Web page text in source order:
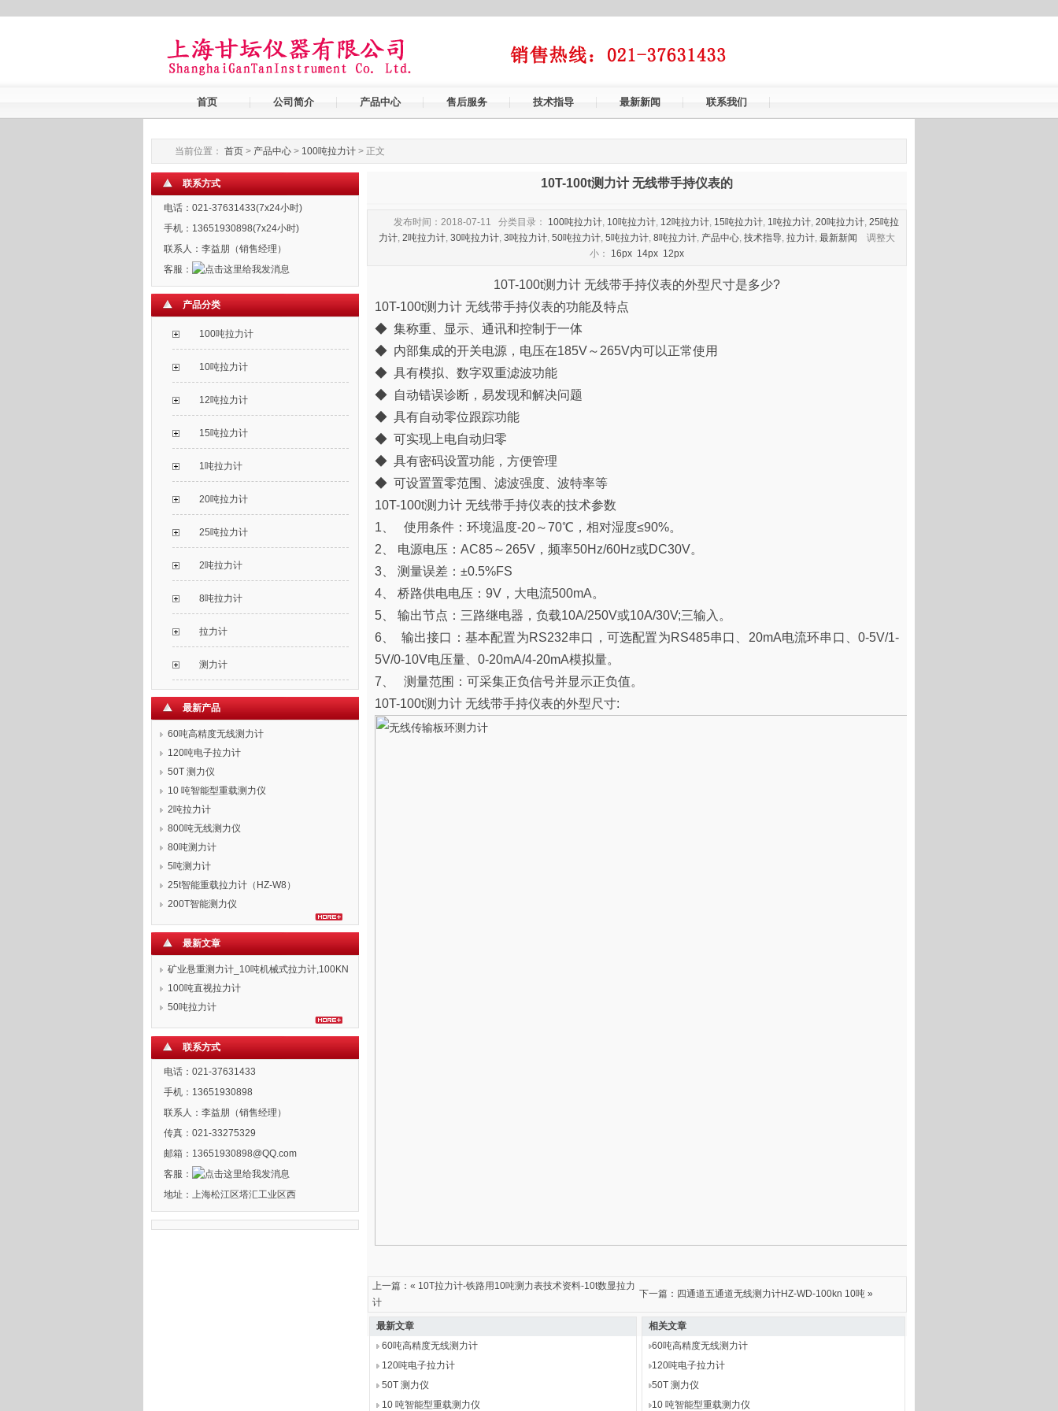
首页 公司简介 产品中心 售后服务 技术指导 最新新闻 联系我们
当前位置： 首页 > 产品中心 > 100吨拉力计 > 正文
联系方式
电话：021-37631433(7x24小时)
手机：13651930898(7x24小时)
联系人：李益朋（销售经理）
客服：
产品分类
100吨拉力计
10吨拉力计
12吨拉力计
15吨拉力计
1吨拉力计
20吨拉力计
25吨拉力计
2吨拉力计
8吨拉力计
拉力计
测力计
最新产品
60吨高精度无线测力计
120吨电子拉力计
50T 测力仪
10 吨智能型重载测力仪
2吨拉力计
800吨无线测力仪
80吨测力计
5吨测力计
25t智能重载拉力计（HZ-W8）
200T智能测力仪
最新文章
矿业悬重测力计_10吨机械式拉力计,100KN
拉力表
100吨直视拉力计
50吨拉力计
联系方式
电话：021-37631433
手机：13651930898
联系人：李益朋（销售经理）
传真：021-33275329
邮箱：13651930898@QQ.com
客服：
地址：上海松江区塔汇工业区西
10T-100t测力计 无线带手持仪表的​
发布时间：2018-07-11 分类目录： 100吨拉力计, 10吨拉力计, 12吨拉力计, 15吨拉力计, 1吨拉力计, 20吨拉力计, 25吨拉
力计, 2吨拉力计, 30吨拉力计, 3吨拉力计, 50吨拉力计, 5吨拉力计, 8吨拉力计, 产品中心, 技术指导, 拉力计, 最新新闻
调整大
小： 16px 14px 12px
10T-100t测力计 无线带手持仪表的外型尺寸是多少?
10T-100t测力计 无线带手持仪表的功能及特点
◆ 集称重、显示、通讯和控制于一体
◆ 内部集成的开关电源，电压在185V～265V内可以正常使用
◆ 具有模拟、数字双重滤波功能
◆ 自动错误诊断，易发现和解决问题
◆ 具有自动零位跟踪功能
◆ 可实现上电自动归零
◆ 具有密码设置功能，方便管理
◆ 可设置置零范围、滤波强度、波特率等
10T-100t测力计 无线带手持仪表的技术参数
1、 使用条件：环境温度-20～70℃，相对湿度≤90%。
2、 电源电压：AC85～265V，频率50Hz/60Hz或DC30V。
3、 测量误差：±0.5%FS
4、 桥路供电电压：9V，大电流500mA。
5、 输出节点：三路继电器，负载10A/250V或10A/30V;三输入。
6、 输出接口：基本配置为RS232串口，可选配置为RS485串口、20mA电流环串口、0-5V/1-
5V/0-10V电压量、0-20mA/4-20mA模拟量。
7、 测量范围：可采集正负信号并显示正负值。
10T-100t测力计 无线带手持仪表的外型尺寸:
上一篇：« 10T拉力计-铁路用10吨测力表技术资料-10t数显拉力
计
下一篇： 四通道五通道无线测力计HZ-WD-100kn 10吨»
最新文章
60吨高精度无线测力计
120吨电子拉力计
50T 测力仪
10 吨智能型重载测力仪
相关文章
60吨高精度无线测力计
120吨电子拉力计
50T 测力仪
10 吨智能型重载测力仪